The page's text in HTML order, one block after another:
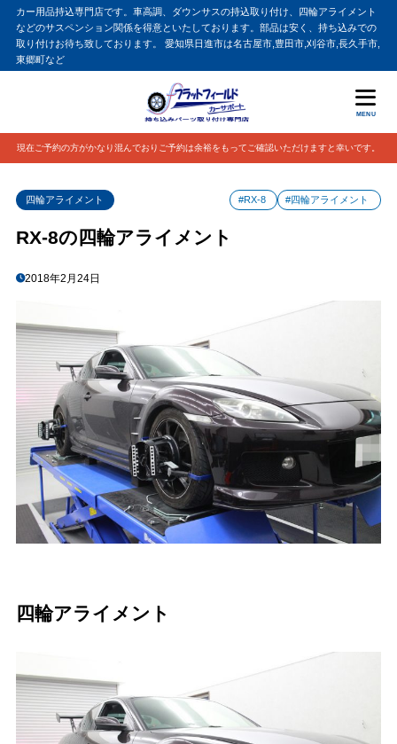
カー用品持込専門店です。車高調、ダウンサスの持込取り付け、四輪アライメント
などのサスペンション関係を得意といたしております。部品は安く、持ち込みでの
取り付けお待ち致しております。 愛知県日進市は名古屋市,豊田市,刈谷市,長久手市,
東郷町など
MENU
現在ご予約の方がかなり混んでおりご予約は余裕をもってご確認いただけますと幸いです。
四輪アライメント #RX-8 #四輪アライメント
RX-8の四輪アライメント
2018年2月24日
四輪アライメント